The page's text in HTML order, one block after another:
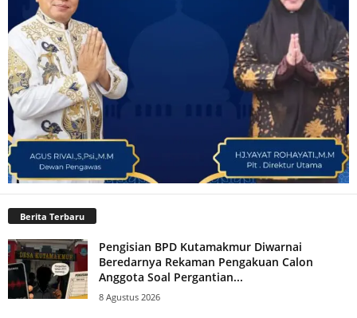
Berita Terbaru
Pengisian BPD Kutamakmur Diwarnai
Beredarnya Rekaman Pengakuan Calon
Anggota Soal Pergantian...
8 Agustus 2026